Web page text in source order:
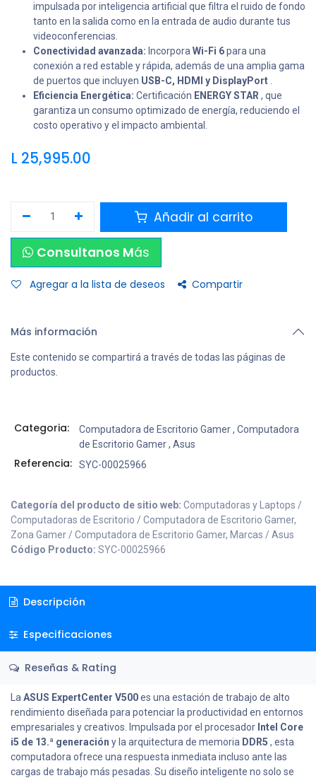
impulsada por inteligencia artificial que filtra el ruido de fondo
tanto en la salida como en la entrada de audio durante tus
videoconferencias.
Conectividad avanzada: Incorpora Wi-Fi 6para una
conexión a red estable y rápida, además de una amplia gama
de puertos que incluyen USB-C, HDMI y DisplayPort
Eficiencia Energética: Certificación ENERGY STAR , que
garantiza un consumo optimizado de energía, reduciendo el
costo operativo y el impacto ambiental.
L 25,995.00
Añadir al carrito
Consultanos Más
Agregar a la lista de deseos Compartir
Más información
Este contenido se compartirá a través de todas las páginas de
productos.
Categoria: Computadora de Escritorio Gamer, Computadora
de Escritorio Gamer, Asus
Referencia: SYC-00025966
Categoría del producto de sitio web: Computadoras y Laptops /
Computadoras de Escritorio / Computadora de Escritorio Gamer,
Zona Gamer / Computadora de Escritorio Gamer, Marcas / Asus
Código Producto: SYC-00025966
Descripción
Especificaciones
Reseñas & Rating
La ASUS ExpertCenter V500es una estación de trabajo de alto
rendimiento diseñada para potenciar la productividad en entornos
empresariales y creativos. Impulsada por el procesador Intel Core
i5 de 13.ª generación y la arquitectura de memoria DDR5 , esta
computadora ofrece una respuesta inmediata incluso ante las
cargas de trabajo más pesadas. Su diseño inteligente no solo se